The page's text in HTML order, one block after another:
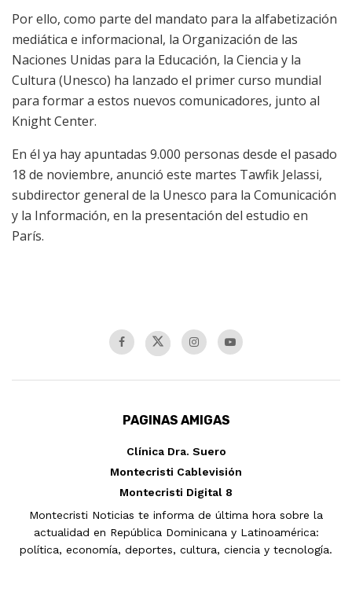
Por ello, como parte del mandato para la alfabetización
mediática e informacional, la Organización de las
Naciones Unidas para la Educación, la Ciencia y la
Cultura (Unesco) ha lanzado el primer curso mundial
para formar a estos nuevos comunicadores, junto al
Knight Center.
En él ya hay apuntadas 9.000 personas desde el pasado
18 de noviembre, anunció este martes Tawfik Jelassi,
subdirector general de la Unesco para la Comunicación
y la Información, en la presentación del estudio en
París.
PAGINAS AMIGAS
Clínica Dra. Suero
Montecristi Cablevisión
Montecristi Digital 8
Montecristi Noticias te informa de última hora sobre la
actualidad en República Dominicana y Latinoamérica:
política, economía, deportes, cultura, ciencia y tecnología.